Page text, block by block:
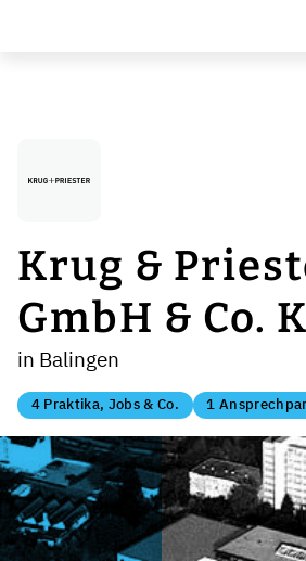
Krug &
GmbH & Co.
in Balingen
4 Praktika, Jobs & Co. 1